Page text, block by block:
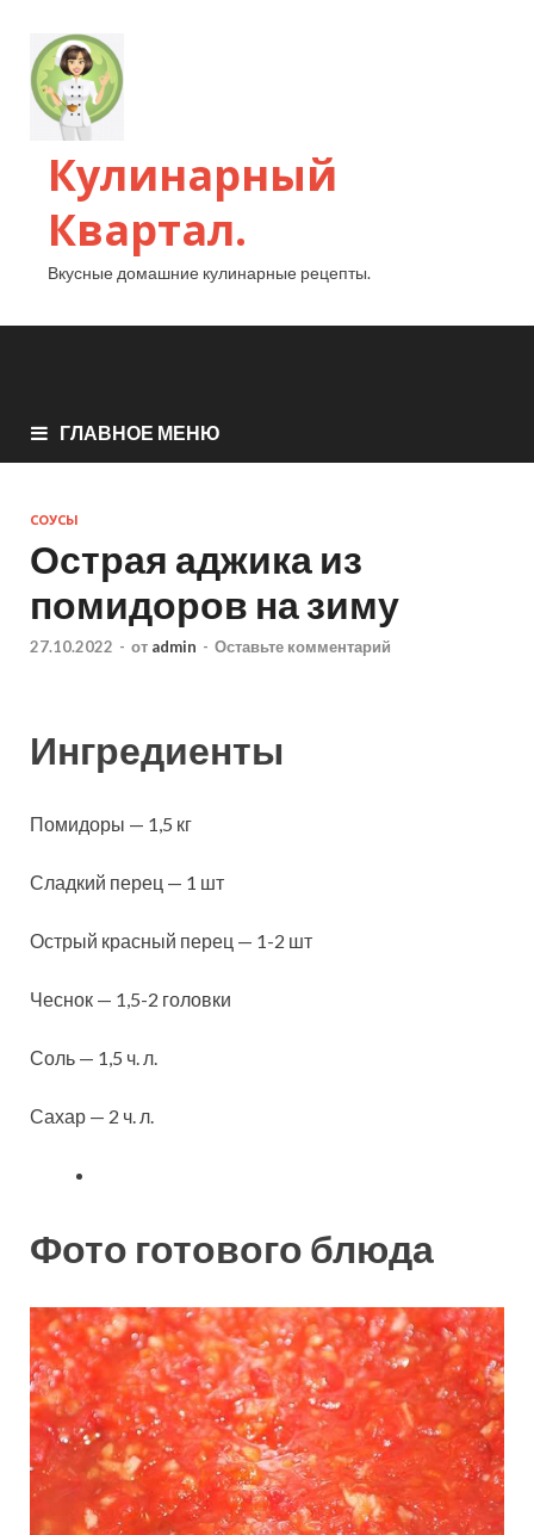
Кулинарный
Квартал.
Вкусные домашние кулинарные рецепты.
ГЛАВНОЕ МЕНЮ
СОУСЫ
Острая аджика из
помидоров на зиму
27.10.2022 - от admin - Оставьте комментарий
Ингредиенты
Помидоры — 1,5 кг
Сладкий перец — 1 шт
Острый красный перец — 1-2 шт
Чеснок — 1,5-2 головки
Соль — 1,5 ч. л.
Сахар — 2 ч. л.
Фото готового блюда